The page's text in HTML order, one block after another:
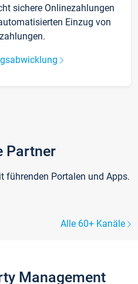
sichere Onlinezahlungen
Einzug von
Partner
führenden Portalen und Apps.
Alle 60+ Kanäle
Management